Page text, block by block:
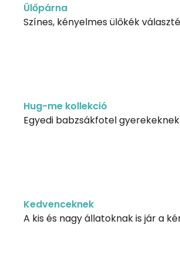
Ülőpárna
Színes, kényelmes ülőkék
Hug-me kollekció
Egyedi babzsákfotel gyerekeknek
Kedvenceknek
A kis és nagy állatoknak is jár a